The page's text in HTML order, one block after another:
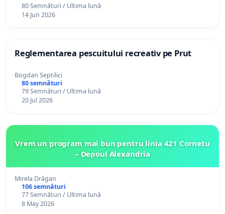
80 Semnături / Ultima lună
14 Jun 2026
Reglementarea pescuitului recreativ pe Prut
Bogdan Septilici
80 semnături
79 Semnături / Ultima lună
20 Jul 2026
Vrem un program mai bun pentru linia 421 Cornetu
– Depoul Alexandria
Mirela Drăgan
106 semnături
77 Semnături / Ultima lună
8 May 2026